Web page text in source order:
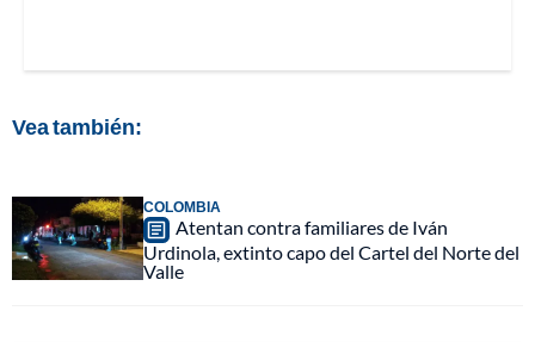
Vea también:
COLOMBIA
Atentan contra familiares de Iván
Urdinola, extinto capo del Cartel del Norte del
Valle